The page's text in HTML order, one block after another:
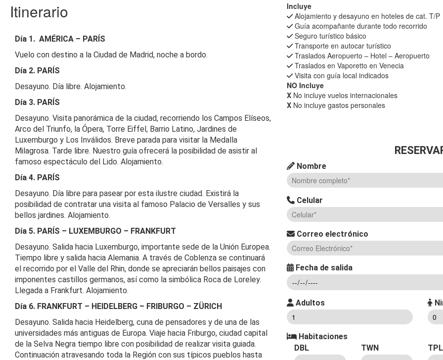
Itinerario
Día 1. AMÉRICA – PARÍS
Vuelo con destino a la Ciudad de Madrid, noche a bordo.
Día 2. PARÍS
Desayuno. Día libre. Alojamiento.
Día 3. PARÍS
Desayuno. Visita panorámica de la ciudad, recorriendo los Campos Elíseos,
Arco del Triunfo, la Ópera, Torre Eiffel, Barrio Latino, Jardines de
Luxemburgo y Los Inválidos. Breve parada para visitar la Medalla
Milagrosa. Tarde libre. Nuestro guía ofrecerá la posibilidad de asistir al
famoso espectáculo del Lido. Alojamiento.
Día 4. PARÍS
Desayuno. Día libre para pasear por esta ilustre ciudad. Existirá la
posibilidad de contratar una visita al famoso Palacio de Versalles y sus
bellos jardines. Alojamiento.
Día 5. PARÍS – LUXEMBURGO – FRANKFURT
Desayuno. Salida hacia Luxemburgo, importante sede de la Unión Europea.
Tiempo libre y salida hacia Alemania. A través de Coblenza se continuará
el recorrido por el Valle del Rhin, donde se apreciarán bellos paisajes con
imponentes castillos germanos, así como la simbólica Roca de Loreley.
Llegada a Frankfurt. Alojamiento.
Día 6. FRANKFURT – HEIDELBERG – FRIBURGO – ZÜRICH
Desayuno. Salida hacia Heidelberg, cuna de pensadores y de una de las
universidades más antiguas de Europa. Viaje hacia Friburgo, ciudad capital
de la Selva Negra tiempo libre con posibilidad de realizar visita guiada.
Continuación atravesando toda la Región con sus típicos pueblos hasta
Incluye
Alojamiento y desayuno en hoteles de cat. T/P
Guía acompañante durante todo recorrido
Seguro turístico básico
Transporte en autocar turístico
Traslados Aeropuerto – Hotel – Aeropuerto
Traslados en Vaporetto en Venecia
Visita con guía local indicados
NO Incluye
X No incluye vuelos internacionales
X No incluye gastos personales
Nombre
Celular
Correo electrónico
Fecha de salida
Adultos
Habitaciones
DBL
TWN TPL